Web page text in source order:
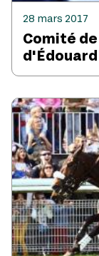
28 mars 2017
Comité